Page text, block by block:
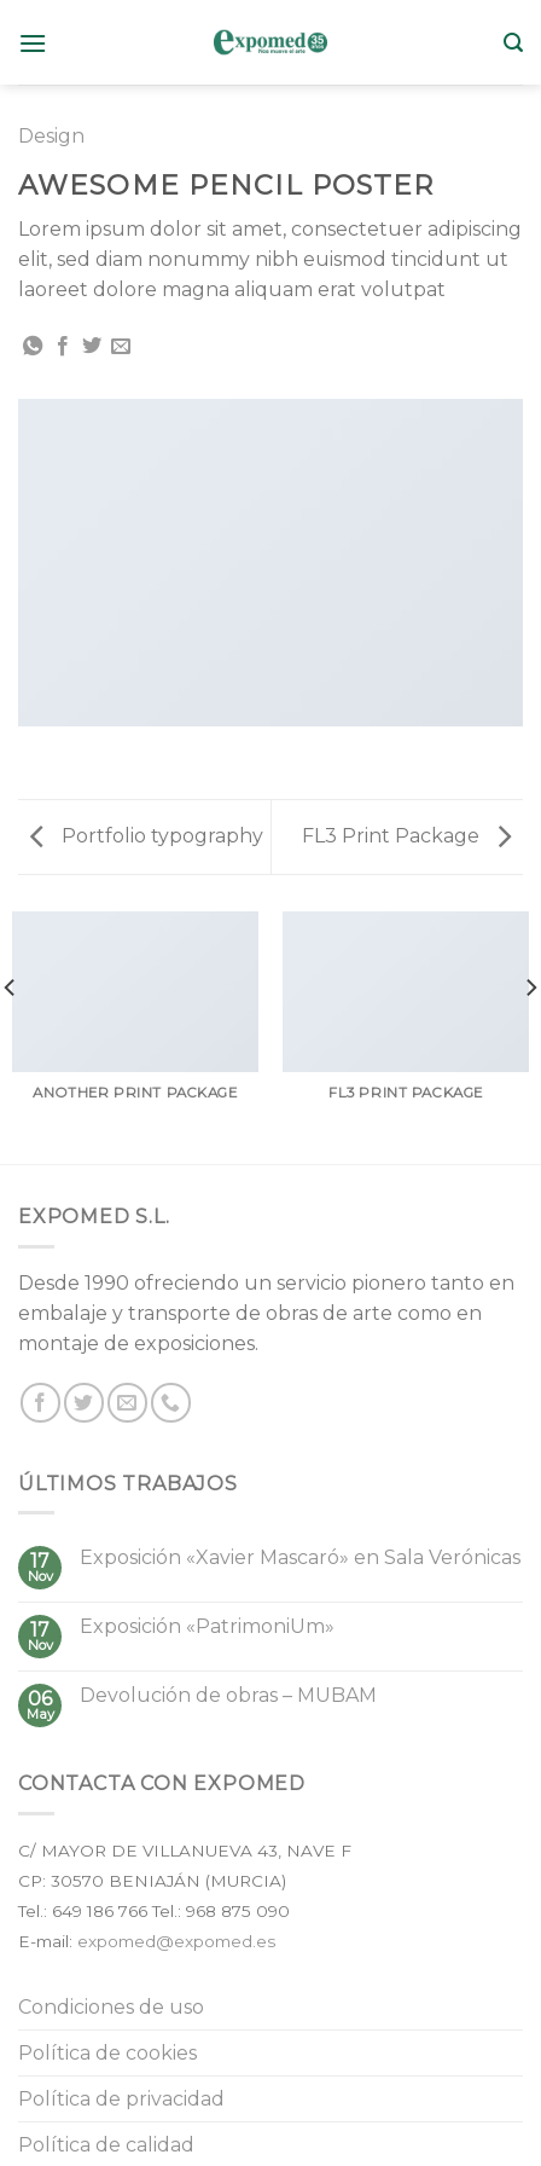
Design
AWESOME PENCIL POSTER
Lorem ipsum dolor sit amet, consectetuer adipiscing
elit, sed diam nonummy nibh euismod tincidunt ut
laoreet dolore magna aliquam erat volutpat
Portfolio typography FL3 Print Package
ANOTHER PRINT PACKAGE FL3 PRINT PACKAGE
EXPOMED S.L.
Desde 1990 ofreciendo un servicio pionero tanto en
embalaje y transporte de obras de arte como en
montaje de exposiciones.
ÚLTIMOS TRABAJOS
17
Nov
Exposición «Xavier Mascaró» en Sala Verónicas
17
Nov
Exposición «PatrimoniUm»
06
May
Devolución de obras – MUBAM
CONTACTA CON EXPOMED
C/ MAYOR DE VILLANUEVA 43, NAVE F
CP: 30570 BENIAJÁN (MURCIA)
Tel.: 649 186 766Tel.: 968 875 090
E-mail: expomed@expomed.es
Condiciones de uso
Política de cookies
Política de privacidad
Política de calidad